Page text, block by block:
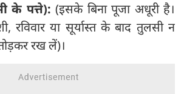
के पत्ते):(इसके बिना पूजा अधूरी है।
रविवार या सूर्यास्त के बाद तुलसी न
रख लें)।